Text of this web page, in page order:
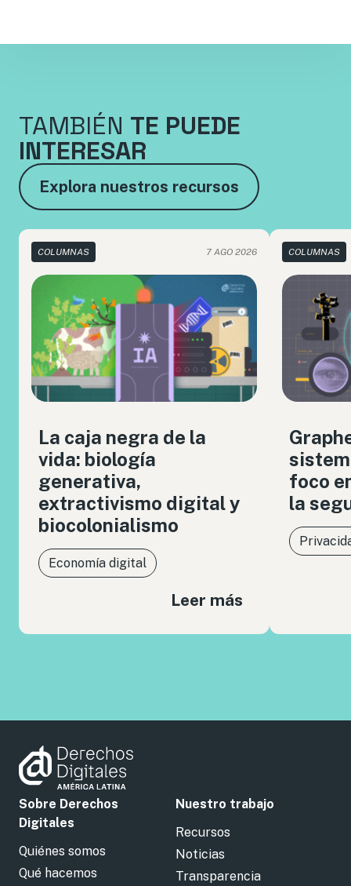
TAMBIÉN TE PUEDE
INTERESAR
Explora nuestros recursos
COLUMNAS 7 AGO 2026
La caja negra de la
vida: biología
generativa,
extractivismo digital y
biocolonialismo
Economía digital
Leer más
COLUMNAS
foco
la
Sobre Derechos
Digitales
Quiénes somos
Qué hacemos
Nuestro trabajo
Recursos
Noticias
Transparencia